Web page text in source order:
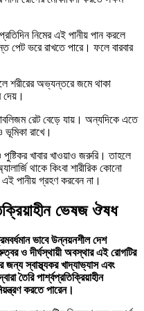
নিমের এই পানীয় পান করলে
ভরে রাখতে পারে। ফলে বারবার
শরীরের অভ্যন্তরে জমে থাকা
দেয়।
রেট বেড়ে যায়। অন্যদিকে এতে
ভূমিকা রাখে।
পুষ্টিকর খাবার খাওয়াও জরুরি। তাহলে
থাকে কিংবা শারীরিক কোনো
পানীয় গ্রহণ করবেন না।
ভেষজ ঔষধ
ভাবে উন্নয়নশীল দেশ
ও দীর্ঘস্থায়ী অবস্থার এই রোগটির
জন্য স্বাস্থ্যকর খাদ্যাভ্যাস এবং
তৈরি পার্শ্বপ্রতিক্রিয়াহীন
করতে পারেন।